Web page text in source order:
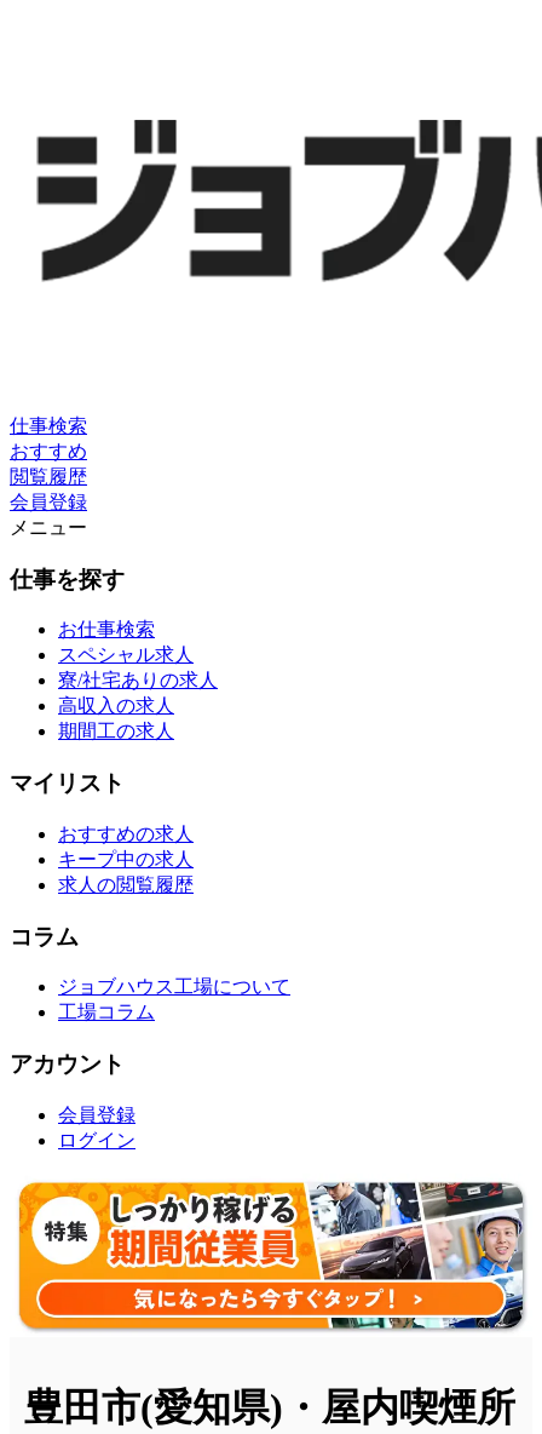
仕事検索
おすすめ
閲覧履歴
会員登録
メニュー
仕事を探す
お仕事検索
スペシャル求人
寮/社宅ありの求人
高収入の求人
期間工の求人
マイリスト
おすすめの求人
キープ中の求人
求人の閲覧履歴
コラム
ジョブハウス工場について
工場コラム
アカウント
会員登録
ログイン
豊田市(愛知県)・屋内喫煙所